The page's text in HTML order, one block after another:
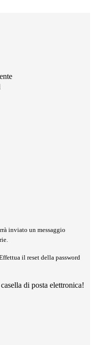
inviato un messaggio
il reset della password
di posta elettronica!